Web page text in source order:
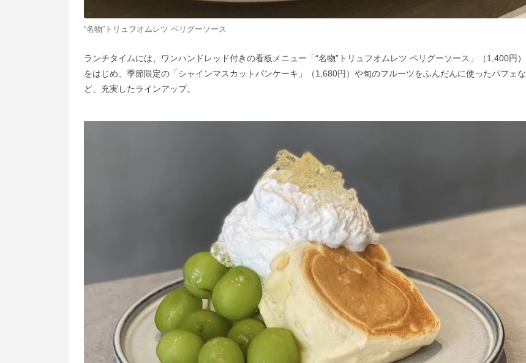
“名物”トリュフオムレツ ペリグーソース
ランチタイムには、ワンハンドレッド付きの看板メニュー「“名物”トリュフオムレツ ペリグーソース」（1,400円）
をはじめ、季節限定の「シャインマスカットパンケーキ」（1,680円）や旬のフルーツをふんだんに使ったパフェな
ど、充実したラインアップ。